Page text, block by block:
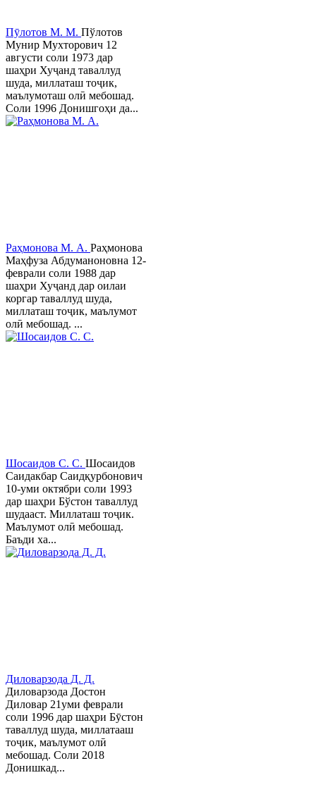
Пӯлотов М. М. Пўлотов
Мунир Мухторович 12
августи соли 1973 дар
шаҳри Хуҷанд таваллуд
шуда, миллаташ тоҷик,
маълумоташ олӣ мебошад.
Соли 1996 Донишгоҳи да...
Раҳмонова М. А. Раҳмонова
Маҳфуза Абдуманоновна 12-
феврали соли 1988 дар
шаҳри Хуҷанд дар оилаи
коргар таваллуд шуда,
миллаташ тоҷик, маълумот
олӣ мебошад. ...
Шосаидов С. С. Шосаидов
Саидакбар Саидқурбонович
10-уми октябри соли 1993
дар шаҳри Бўстон таваллуд
шудааст. Миллаташ тоҷик.
Маълумот олӣ мебошад.
Баъди ха...
Диловарзода Д. Д.
Диловарзода Достон
Диловар 21уми феврали
соли 1996 дар шаҳри Бӯстон
таваллуд шуда, миллатааш
тоҷик, маълумот олӣ
мебошад. Соли 2018
Донишкад...